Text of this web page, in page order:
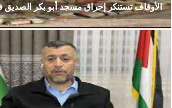
الأوقاف تستنكر إحراق مسجد أبو بكر
الإثنين، 23 فبراير 2026 02:15 مـ